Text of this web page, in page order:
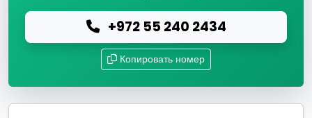
+972 55 240 2434
Копировать номер